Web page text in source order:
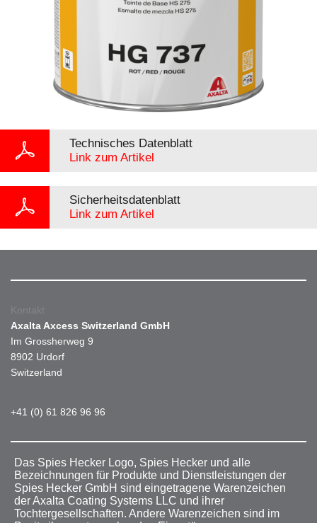
Technisches Datenblatt
Link zum Artikel
Sicherheitsdatenblatt
Link zum Artikel
Kontakt
Axalta Axcess Switzerland GmbH
Im Grossherweg 9
8902 Urdorf
Switzerland
+41 (0) 61 826 96 96
Das Spies Hecker Logo, Spies Hecker und alle
Bezeichnungen für Produkte und Dienstleistungen der
Spies Hecker GmbH sind eingetragene Warenzeichen
der Axalta Coating Systems LLC und ihrer
Tochtergesellschaften. Andere Warenzeichen sind im